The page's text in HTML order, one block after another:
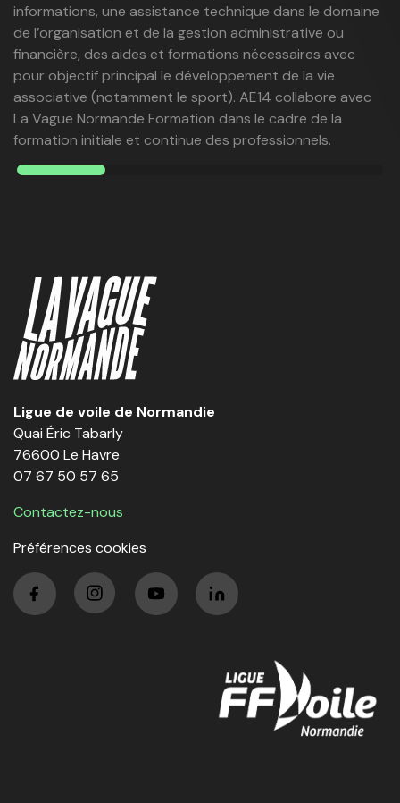
informations, une assistance technique dans le domaine
de l’organisation et de la gestion administrative ou
financière, des aides et formations nécessaires avec
pour objectif principal le développement de la vie
associative (notamment le sport). AE14 collabore avec
La Vague Normande Formation dans le cadre de la
formation initiale et continue des professionnels.
Ligue de voile de Normandie
Quai Éric Tabarly
76600 Le Havre
07 67 50 57 65
Contactez-nous
Préférences cookies